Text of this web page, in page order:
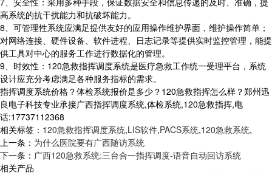
高系统的抗干扰能力和抗破坏能力。
8、可管理性系统应满足提供友好的应用操作维护界面，维护操作简单；
对网络连接、硬件设备、软件进程、日志记录等提供实时监控管理，能提
供工具对中心的服务工作进行数据化的管理。
9、时效性：120急救指挥调度系统是医疗急救工作统一受理平台，系统
设计应充分考虑满足各种服务指标的需求。
指挥调度系统价格？体检系统报价是多少？120急救指挥怎么样？郑州迅
良电子科技专业承接广西指挥调度系统,体检系统,120急救指挥,电
话:17737112368
相关标签： 120急救指挥调度系统,LIS软件,PACS系统,120急救系统,
上一条： 为什么医院要有广西随访系统
下一条： 广西120急救系统:三台合一指挥调度-语音自动回访系统
相关产品